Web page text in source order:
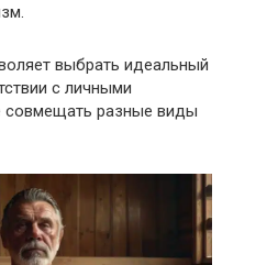
выбрать идеальный
с личными
совмещать разные виды